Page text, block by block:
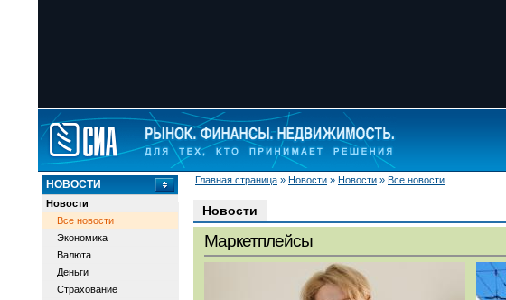
Главная страница » Новости » Новости » Все новости
НОВОСТИ
Новости
Все новости
Экономика
Валюта
Деньги
Страхование
Новости
Маркетплейсы